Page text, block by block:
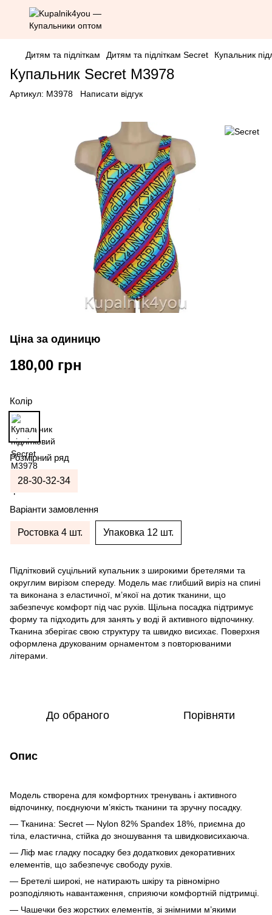
Дитям та підліткам Дитям та підліткам Secret Купальник
Купальник Secret M3978
Артикул: M3978 Написати відгук
Ціна за одиницю
180,00 грн
Колір
Розмірний ряд
28-30-32-34
Варіанти замовлення
Ростовка 4 шт. Упаковка 12 шт.
Підлітковий суцільний купальник з широкими бретелями та
округлим вирізом спереду. Модель має глибший виріз на спині
та виконана з еластичної, м’якої на дотик тканини, що
забезпечує комфорт під час рухів. Щільна посадка підтримує
форму та підходить для занять у воді й активного відпочинку.
Тканина зберігає свою структуру та швидко висихає. Поверхня
оформлена друкованим орнаментом з повторюваними
літерами.
До обраного Порівняти
Опис
Модель створена для комфортних тренувань і активного
відпочинку, поєднуючи м’якість тканини та зручну посадку.
— Тканина: Secret — Nylon 82% Spandex 18%, приємна до
тіла, еластична, стійка до зношування та швидковисихаюча.
— Ліф має гладку посадку без додаткових декоративних
елементів, що забезпечує свободу рухів.
— Бретелі широкі, не натирають шкіру та рівномірно
розподіляють навантаження, сприяючи комфортній підтримці.
— Чашечки без жорстких елементів, зі знімними м’якими